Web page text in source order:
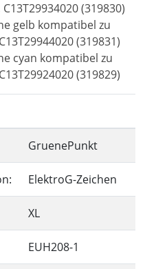
(319830)
gelb kompatibel zu
(319831)
cyan kompatibel zu
(319829)
GruenePunkt
ElektroG-Zeichen
XL
EUH208-1